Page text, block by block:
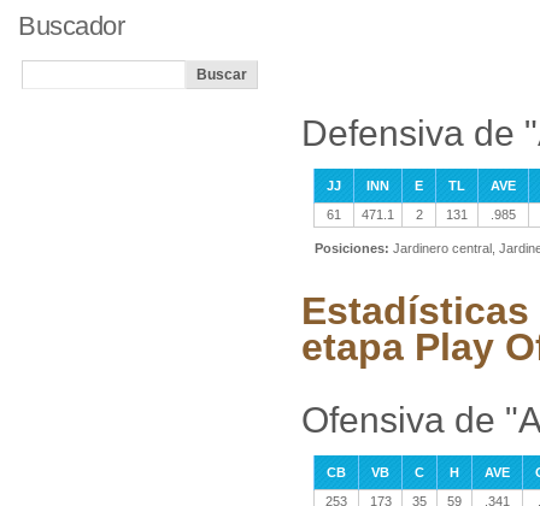
Defensiva de
JJ INN E TL
AVE
61
471.1 2 131 .985
Posiciones: Jardinero central,
Estadísticas
etapa Play
Ofensiva de
CB VB C H AVE
253
173 35 59 .341
Buscador